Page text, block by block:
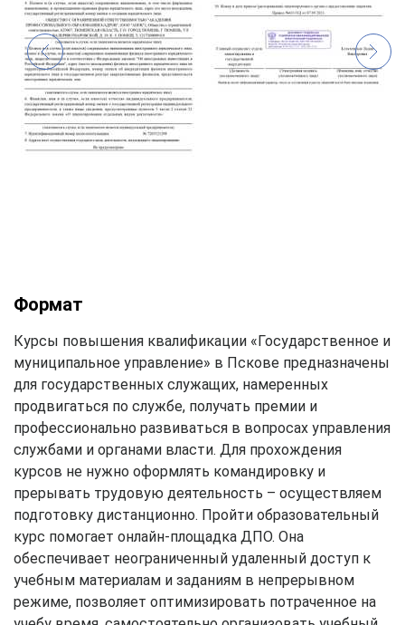
Формат
Курсы повышения квалификации «Государственное и
муниципальное управление» в Пскове предназначены
для государственных служащих, намеренных
продвигаться по службе, получать премии и
профессионально развиваться в вопросах управления
службами и органами власти. Для прохождения
курсов не нужно оформлять командировку и
прерывать трудовую деятельность – осуществляем
подготовку дистанционно. Пройти образовательный
курс помогает онлайн-площадка ДПО. Она
обеспечивает неограниченный удаленный доступ к
учебным материалам и заданиям в непрерывном
режиме, позволяет оптимизировать потраченное на